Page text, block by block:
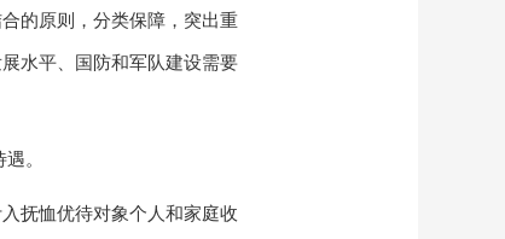
的原则，分类保障，突出重
水平、国防和军队建设需要
。
抚恤优待对象个人和家庭收